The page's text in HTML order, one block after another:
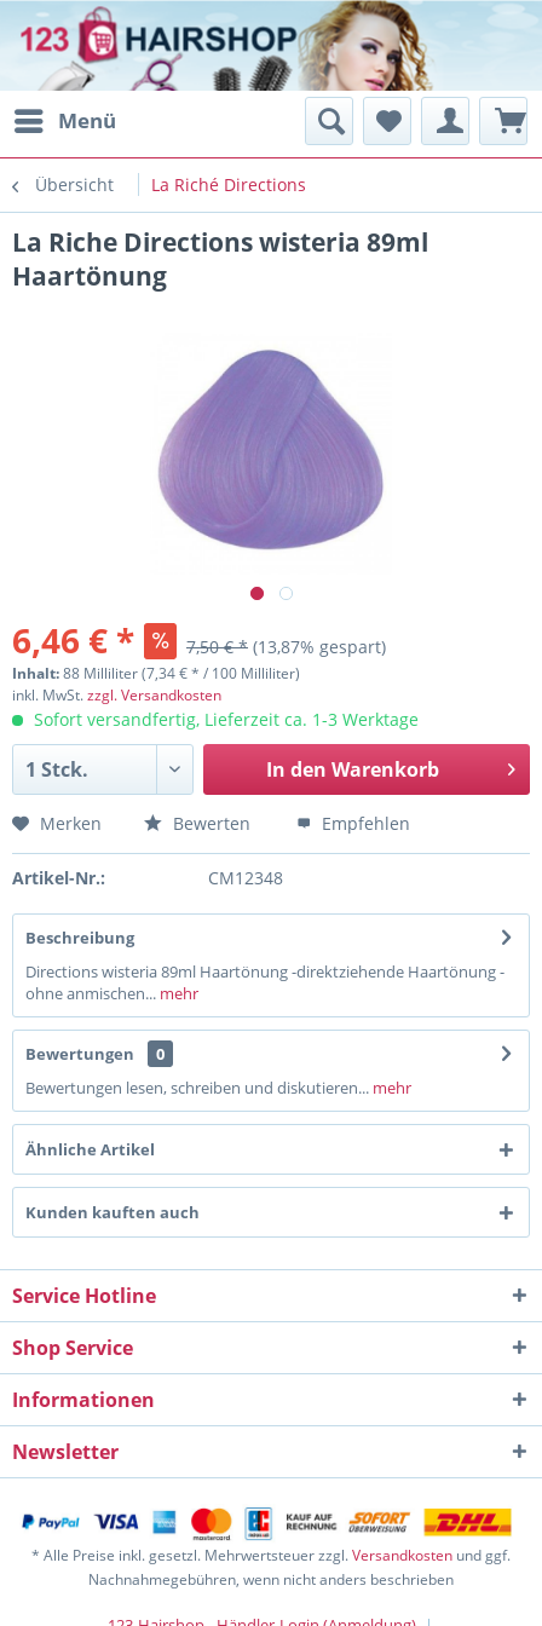
Menü
Übersicht La Riché Directions
La Riche Directions wisteria 89ml
Haartönung
6,46 € * 7,50 € * (13,87% gespart)
Inhalt:88 Milliliter (7,34 € * / 100 Milliliter)
inkl. MwSt.zzgl. Versandkosten
Sofort versandfertig, Lieferzeit ca. 1-3 Werktage
In den Warenkorb
Merken Bewerten Empfehlen
Artikel-Nr.: CM12348
Beschreibung
Directions wisteria 89ml Haartönung -direktziehende Haartönung -
ohne anmischen... mehr
Bewertungen
0
Bewertungen lesen, schreiben und diskutieren... mehr
Ähnliche Artikel
Kunden kauften auch
Service Hotline
Shop Service
Informationen
Newsletter
* Alle Preise inkl. gesetzl. Mehrwertsteuer zzgl.Versandkosten und ggf.
Nachnahmegebühren, wenn nicht anders beschrieben